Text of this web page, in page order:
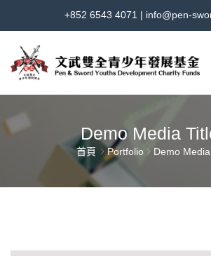
+852 6543 4071 | info@pen-
Demo Media
首頁 Portfolio Demo